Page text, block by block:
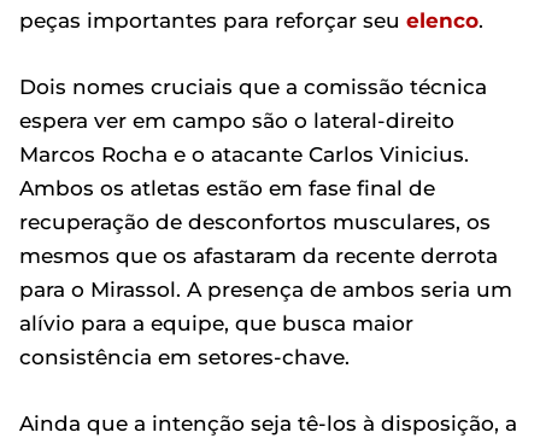
peças importantes para reforçar seu elenco.
Dois nomes cruciais que a comissão técnica
espera ver em campo são o lateral-direito
Marcos Rocha e o atacante Carlos Vinicius.
Ambos os atletas estão em fase final de
recuperação de desconfortos musculares, os
mesmos que os afastaram da recente derrota
para o Mirassol. A presença de ambos seria um
alívio para a equipe, que busca maior
consistência em setores-chave.
Ainda que a intenção seja tê-los à disposição, a